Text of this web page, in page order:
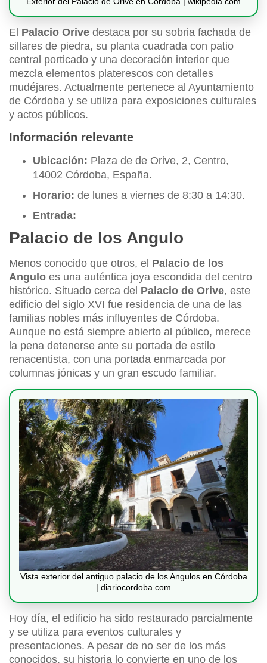
El Palacio Orive destaca por su sobria fachada de
sillares de piedra, su planta cuadrada con patio
central porticado y una decoración interior que
mezcla elementos platerescos con detalles
mudéjares. Actualmente pertenece al Ayuntamiento
de Córdoba y se utiliza para exposiciones culturales
y actos públicos.
Información relevante
Ubicación: Plaza de de Orive, 2, Centro,
14002 Córdoba, España.
Horario: de lunes a viernes de 8:30 a 14:30.
Entrada:
Palacio de los Angulo
Menos conocido que otros, el Palacio de los
Angulo es una auténtica joya escondida del centro
histórico. Situado cerca del Palacio de Orive, este
edificio del siglo XVI fue residencia de una de las
familias nobles más influyentes de Córdoba.
Aunque no está siempre abierto al público, merece
la pena detenerse ante su portada de estilo
renacentista, con una portada enmarcada por
columnas jónicas y un gran escudo familiar.
Vista exterior del antiguo palacio de los Angulos en Córdoba
| diariocordoba.com
Hoy día, el edificio ha sido restaurado parcialmente
y se utiliza para eventos culturales y
presentaciones. A pesar de no ser de los más
conocidos, su historia lo convierte en uno de los